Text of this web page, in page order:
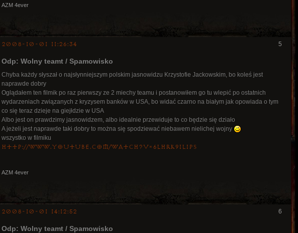
AZM 4ever
5
2008-10-01 11:26:34
Odp: Wolny teamt / Spamowisko
Chyba każdy słyszał o najsłynniejszym polskim jasnowidzu Krzystofie Jackowskim, bo koleś jest
naprawde dobry
Oglądałem ten filmik po raz pierwszy ze 2 miechy teamu i postanowiłem go tu wlepić po ostatnich
wydarzeniach związanych z kryzysem banków w USA, bo widać czarno na białym jak opowiada o tym
co się teraz dzieje na giejłdzie w USA
Albo jest on prawdzimy jasnowidzem, albo idealnie przewiduje to co będzie się działo
A jeżeli jest naprawde taki dobry to można się spodziewać niebawem nielichej wojny
wszystko w filmiku
http://www.youtube.com/watch?v=6lhrK9iliPs
AZM 4ever
6
2008-10-01 14:12:52
Odp: Wolny teamt / Spamowisko